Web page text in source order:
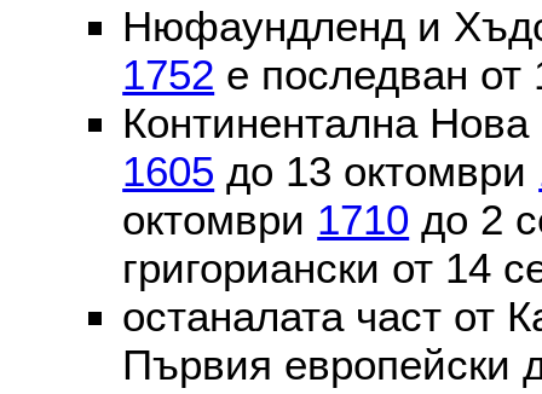
Нюфаундленд и
1752 е последван от
Континентална
1605 до 13 октомври
октомври 1710 до 2
григориански от 14
останалата част от
Първия европейски